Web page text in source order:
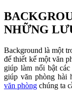
NHỮNG
Background là một
để thiết kế một văn
giúp làm nổi bật
giúp văn phòng hài
văn phòng chúng ta